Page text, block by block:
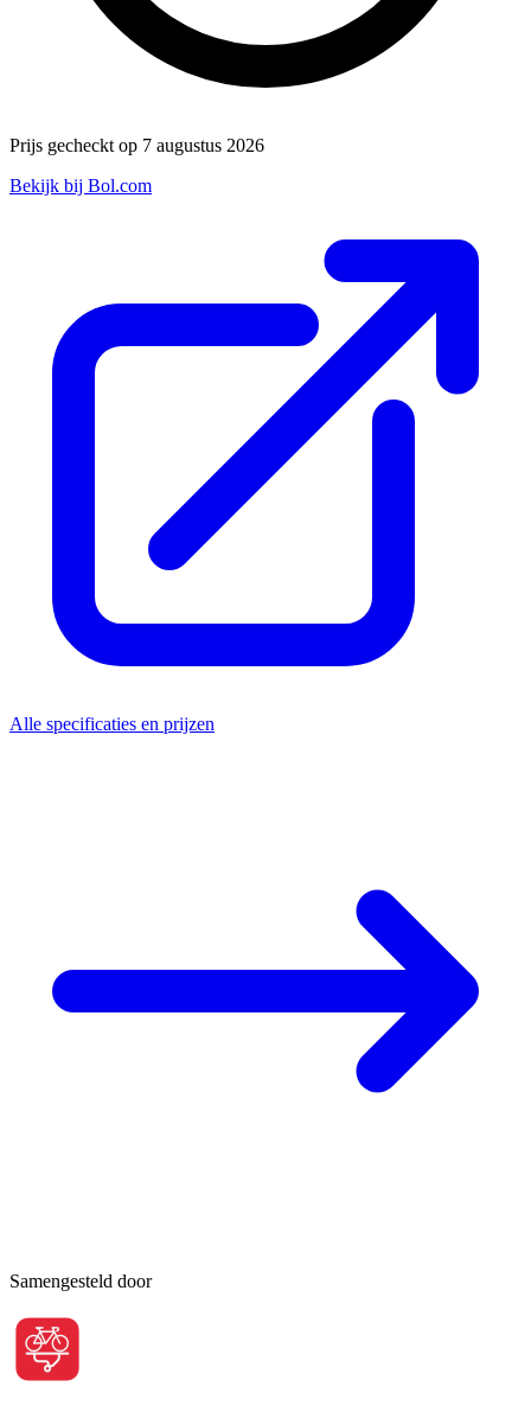
Prijs gecheckt op 7 augustus 2026
Bekijk bij Bol.com
Alle specificaties en prijzen
Samengesteld door